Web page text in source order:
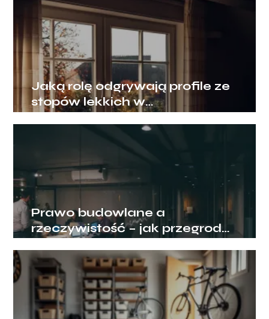
Jaką rolę odgrywają profile ze
stopów lekkich w
nowoczesnym budownictwie?
Prawo budowlane a
rzeczywistość – jak przegrody